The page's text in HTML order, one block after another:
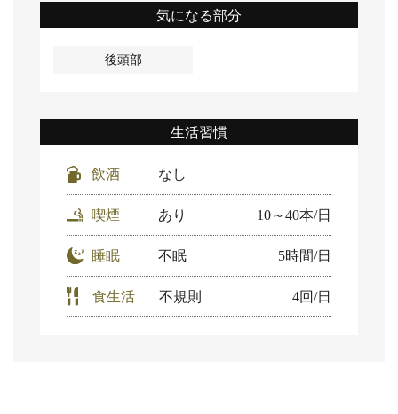
気になる部分
後頭部
生活習慣
飲酒 なし
喫煙 あり 10～40本/日
睡眠 不眠 5時間/日
食生活 不規則 4回/日